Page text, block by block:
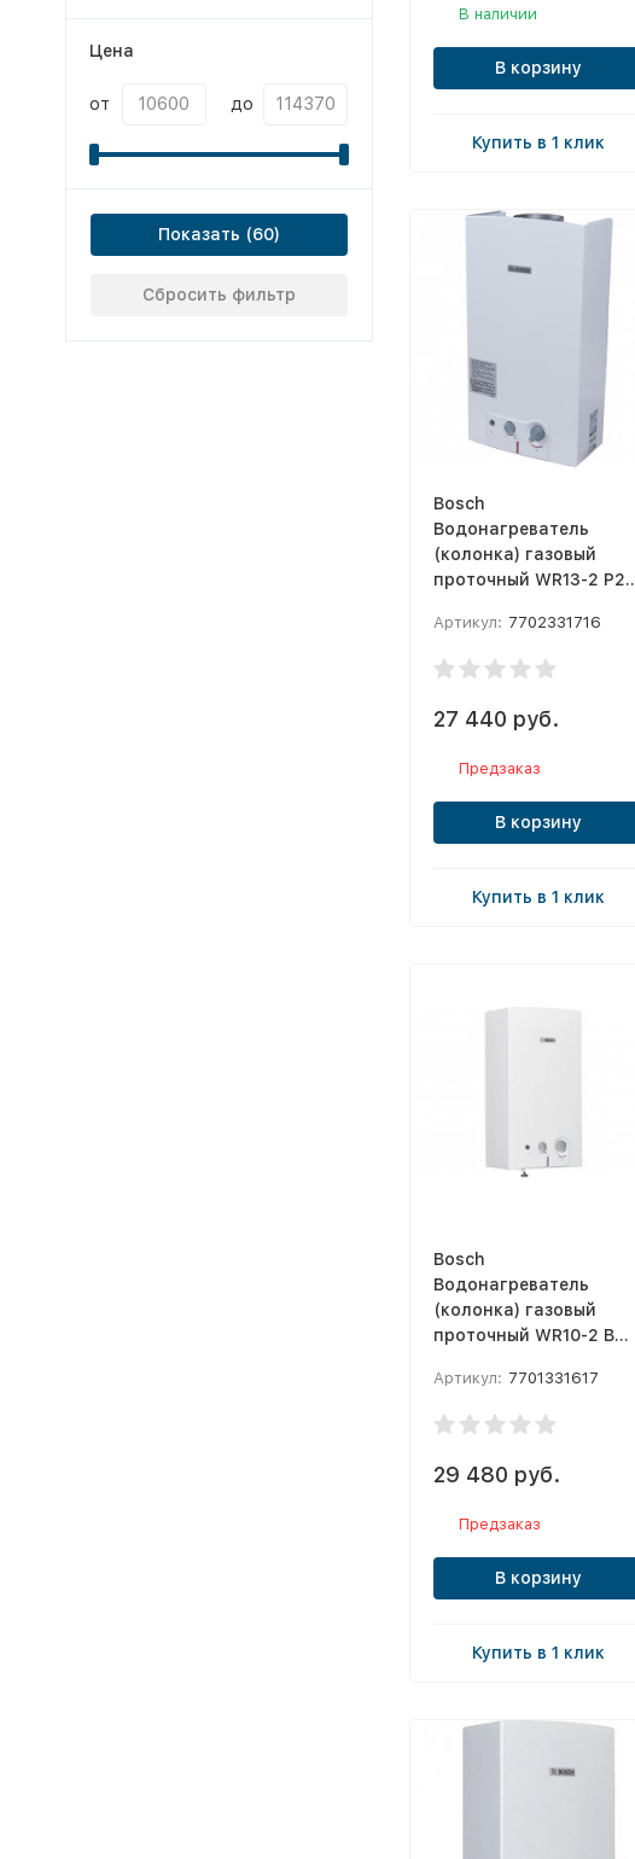
В наличии
В корзину
Купить в 1 клик
Bosch
Водонагреватель
(колонка) газовый
проточный WR13-2 P23
розжиг)
Артикул: 7702331716
27 440 руб.
Предзаказ
В корзину
Купить в 1 клик
Bosch
Водонагреватель
(колонка) газовый
проточный WR10-2 B
розжиг)
Артикул: 7701331617
29 480 руб.
Предзаказ
В корзину
Купить в 1 клик
Цена
от до
Показать
Сбросить фильтр